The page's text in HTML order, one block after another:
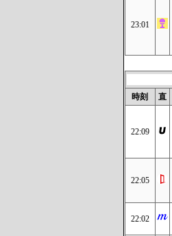
23:01
時刻
直
22:09
22:05
22:02